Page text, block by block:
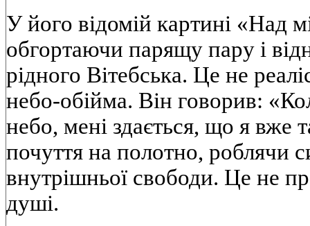
У його відомій картині «Над
обгортаючи парящу пару і
рідного Вітебська. Це не
небо-обійма. Він говорив:
небо, мені здається, що я вже
почуття на полотно, роблячи
внутрішньої свободи. Це не
душі.